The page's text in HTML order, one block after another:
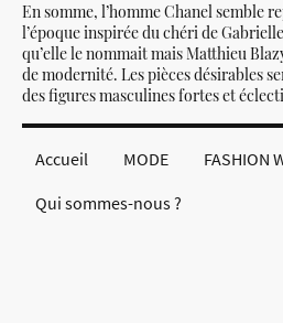
En somme, l’homme Chanel semble
l’époque inspirée du chéri de
qu’elle le nommait mais Matthieu
de modernité. Les pièces désirables
des figures masculines fortes et
Accueil MODE FASHION
Qui sommes-nous ?